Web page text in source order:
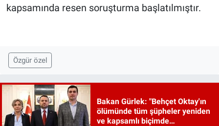
kapsamında resen soruşturma başlatılmıştır.
Özgür özel
Bakan Gürlek: "Behçet Oktay'ın
ölümünde tüm şüpheler yeniden
ve kapsamlı biçimde